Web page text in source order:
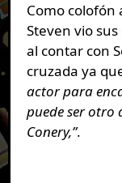
Como
Steven vio
al contar con
cruzada ya
actor para
puede ser otro
Conery,”.